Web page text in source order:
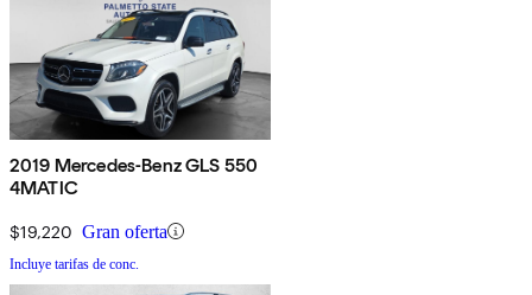
2019 Mercedes-Benz GLS 550
4MATIC
$19,220 Gran oferta
Incluye tarifas de conc.